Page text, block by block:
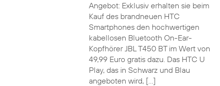
Angebot: Exklusiv erhalten sie beim
Kauf des brandneuen HTC
Smartphones den hochwertigen
kabellosen Bluetooth On-Ear-
Kopfhörer JBL T450 BT im Wert von
49,99 Euro gratis dazu. Das HTC U
Play, das in Schwarz und Blau
angeboten wird, […]